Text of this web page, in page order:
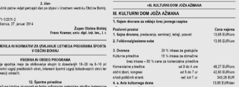
2. člen
začne veljati petnajsti dan po objavi v Uradnem vestniku Občine Bohinj.
1/2011-2
27. januar 2014
Župan Občine Bohinj
Franc Kramar, univ. dipl. inž. les., l. r.
IN NORMATIVI ZA IZVAJANJE LETNEGA PROGRAMA ŠPORTA
V OBČINI BOHINJ
VSEBINA IN OBSEG PROGRAMA
spodnje meje za oblikovanje skupin iz dosedanjih 18–20 na 8–10 pri
vzgoji predšolskih otrok, interesni športni vzgoji šoloobveznih otrok ter
odraslih.
12. Športne prireditve
»III. KULTURNI DOM JOŽA AŽMANA
III. KULTURNI DOM JOŽA AŽMANA
1. Najem dvorane za oddajo brez javnega razpisa
Poslovni prostor
Cena najema
1. Sejna dvorana, predavanja, seminarji, tečaji, posveti
13,95 EUR/uro
2. Folklorna/glasbena soba
13,95 EUR/uro
3. Dvorana
20 % inkasa za gostujoče
Kulturne prireditve
15 % inkasa za domačine
brez inkasa – 50 % cene za komercialne prireditve
Komercialne prireditve
od 0 do 4 ure
48,27 EUR/uro
občni zbori, kongresi
od 5 do 7 ur
42,90 EUR/uro
shodi političnih strank
več kot 7 ur
343,26 EUR
4. a. Avla kulturnega doma
13,95 EUR/dan